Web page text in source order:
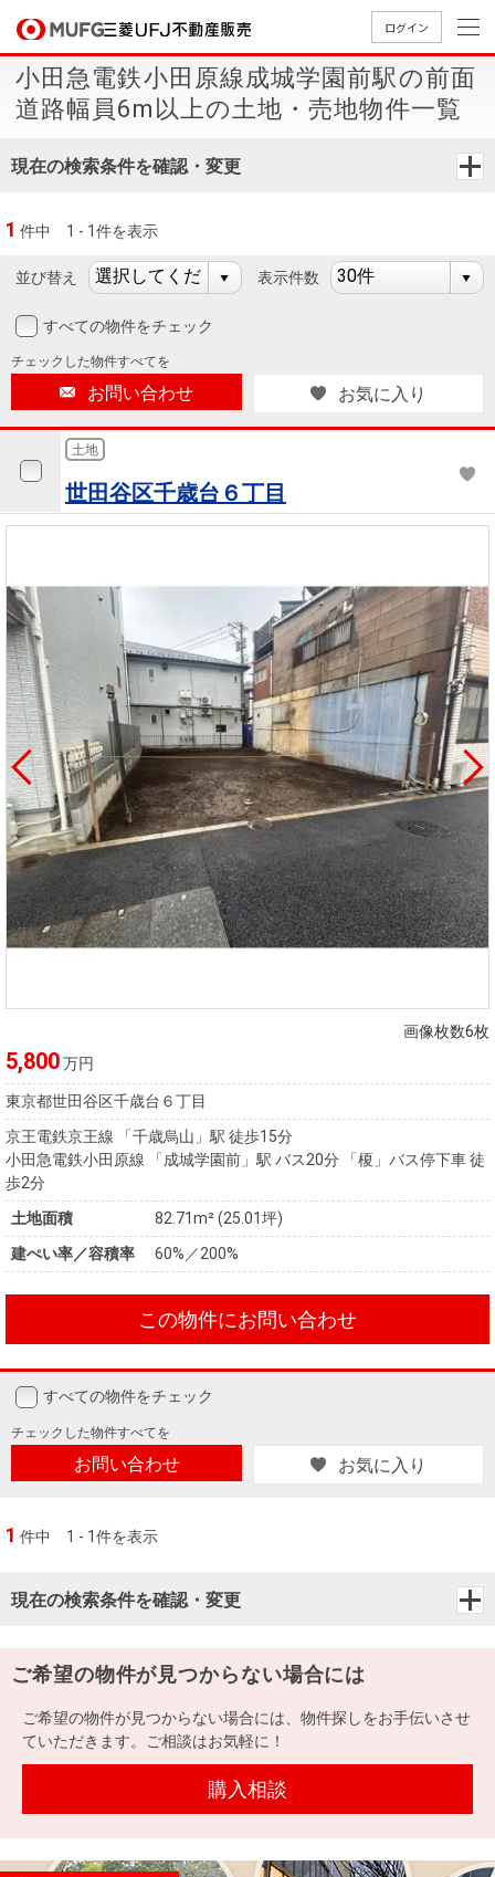
ログイン
買いたいTOP
中古
マン
ショ
探す
築・
中古
を探
物
件
を
探
す
用物
件を
探す
購入向け
サービス
住宅ロー
ンシミュ
レーショ
ン
住まい1プ
ラス（お
役立ちコ
ラム）
税金の本
（電子ブ
ック）
売りたいTOP
無
料
査
却
相
試算
売却向け
サービス
周辺相場
検索
住まい1プ
ラス（お
役立ちコ
ラム）
住まいと
暮らしの
税金の本
売却ガイ
ド
店舗案内TOP
店舗のご
案内（首
都圏）
古屋）
案内（関
西）
会社情報TOP
ごあいさ
つ
Way
経営ビジ
ョン
沿革
本社地
ニュース
会社案内
（電子ブ
ック版）
採用情報TOP
新卒採用
情報
買いたい
売りたい
店舗案内
会社情報
採用情報
法人のお客さま
提携企業にお勤めの方
閉じる
小田急電鉄小田原線成城学園前駅の前面
道路幅員6m以上の土地・売地物件一覧
現在の検索条件を確認・変更
1 件中 1 - 1件を表示
並び替え 表示件数
すべての物件をチェック
チェックした物件すべてを
お問い合わせ お気に入り
土地
世田谷区千歳台６丁目
画像枚数6枚
5,800万円
東京都世田谷区千歳台６丁目
京王電鉄京王線 「千歳烏山」駅 徒歩15分
小田急電鉄小田原線 「成城学園前」駅 バス20分 「榎」バス停下車 徒
歩2分
土地面積
82.71m² (25.01坪)
建ぺい率／容積率
60%／200%
この物件にお問い合わせ
すべての物件をチェック
チェックした物件すべてを
お問い合わせ お気に入り
1 件中 1 - 1件を表示
現在の検索条件を確認・変更
ご希望の物件が見つからない場合には
ご希望の物件が見つからない場合には、物件探しをお手伝いさせ
ていただきます。ご相談はお気軽に！
購入相談